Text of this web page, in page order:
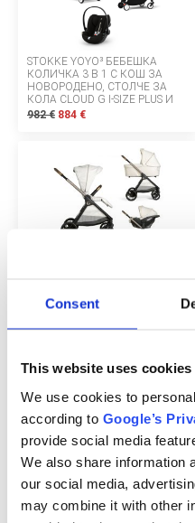
Consent
This website uses cookies
We use cookies to
according to Google’s
provide social media
We also share information
our social media,
may combine it with other
Правила и условия
Политика за
Политика за бисквитки
Начини за плащане
Политика за доставка и
Форма за връщане
Контакт
Copyright 2026 BabyMatters
STOKKE YOYO³ БЕБЕШКА
КОЛИЧКА 3 В 1 С КОШ ЗА
НОВОРОДЕНО, СТОЛЧЕ ЗА
КОЛА CLOUD G I-SIZE PLUS И
ЦВЕТЕН ПАКЕТ
982 € 884 €
ЗА КОЛА KORY AIR PLUS
-9%
CYBEX BALIOS S LUX БЕБЕШКА
КОЛИЧКА 3 В 1 + КОШ ЗА
НОВОРОДЕНО И СТОЛЧЕ ЗА
КОЛА CLOUD G PLUS